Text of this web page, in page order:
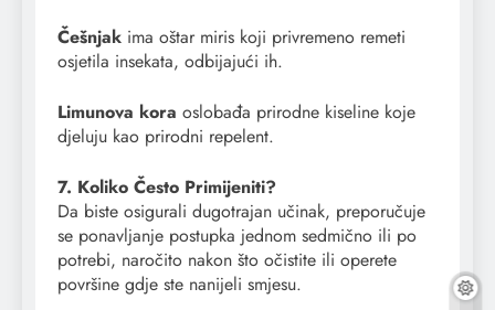
Češnjak ima oštar miris koji privremeno remeti
osjetila insekata, odbijajući ih.
Limunova kora oslobađa prirodne kiseline koje
djeluju kao prirodni repelent.
7. Koliko Često Primijeniti?
Da biste osigurali dugotrajan učinak, preporučuje
se ponavljanje postupka jednom sedmično ili po
potrebi, naročito nakon što očistite ili operete
površine gdje ste nanijeli smjesu.